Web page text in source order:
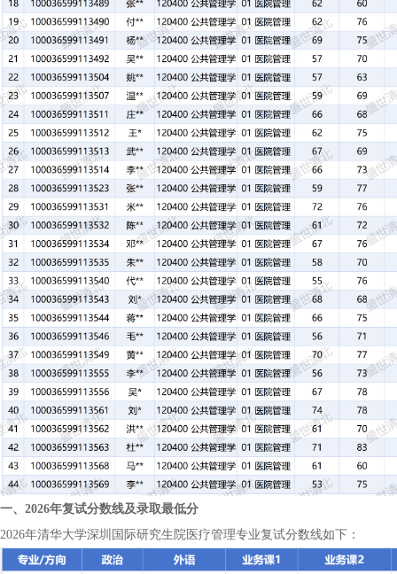
一、2026年复试分数线及录取最低分
2026年清华大学深圳国际研究生院医疗管理专业复试分数线如下：